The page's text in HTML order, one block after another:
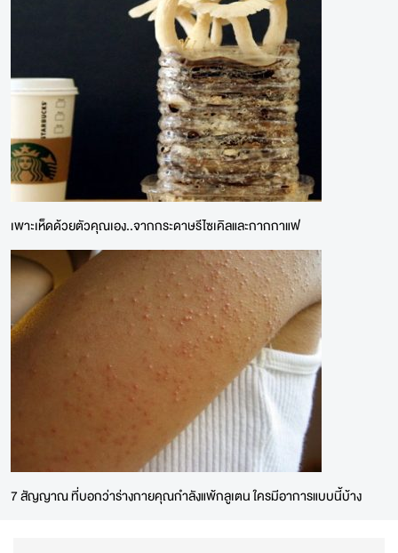
เพาะเห็ดด้วยตัวคุณเอง..จากกระดาษรีไซเคิลและกากกาแฟ
7 สัญญาณ ที่บอกว่าร่างกายคุณกำลังแพ้กลูเตน ใครมีอาการแบบนี้บ้าง